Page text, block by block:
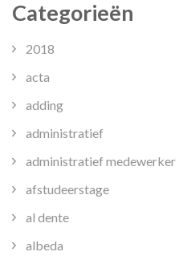
Categorieën
2018
acta
adding
administratief
administratief medewerker
afstudeerstage
al dente
albeda